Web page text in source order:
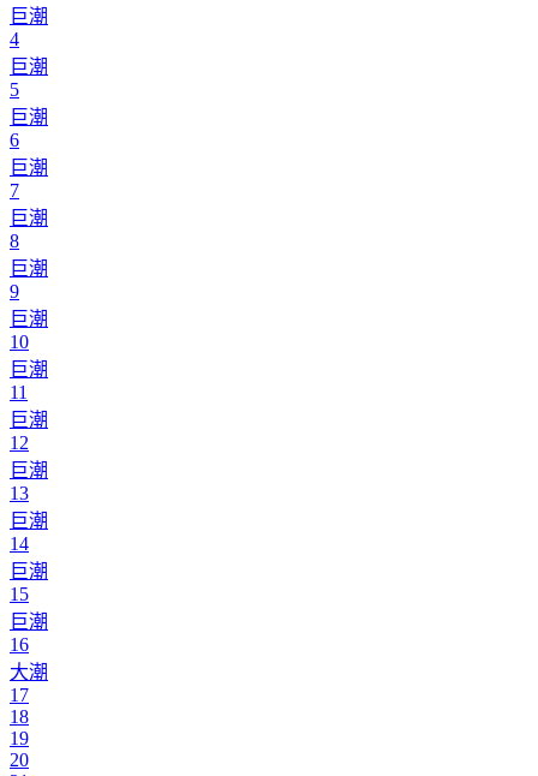
巨潮
4
巨潮
5
巨潮
6
巨潮
7
巨潮
8
巨潮
9
巨潮
10
巨潮
11
巨潮
12
巨潮
13
巨潮
14
巨潮
15
巨潮
16
大潮
17
18
19
20